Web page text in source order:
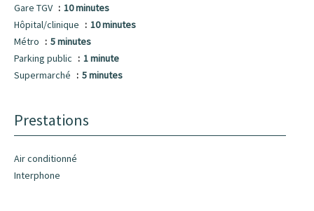
Gare TGV
10 minutes
Hôpital/clinique
10 minutes
Métro
5 minutes
Parking public
1 minute
Supermarché
5 minutes
Prestations
Air conditionné
Interphone